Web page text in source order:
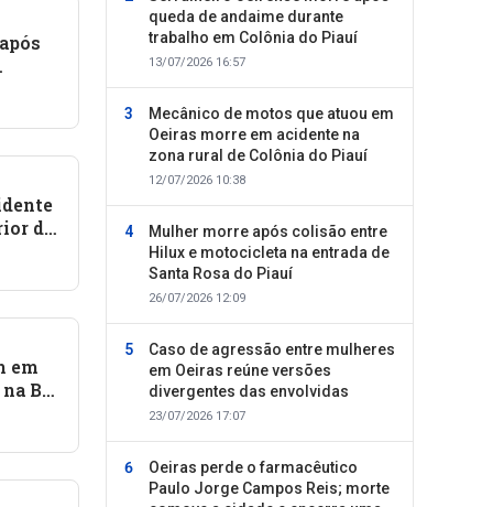
do
em
BR-
queda de andaime durante
trabalho em Colônia do Piauí
13/07/2026 16:57
Mecânico de motos que atuou em
Oeiras morre em acidente na
zona rural de Colônia do Piauí
12/07/2026 10:38
Mulher morre após colisão entre
Hilux e motocicleta na entrada de
Santa Rosa do Piauí
26/07/2026 12:09
Caso de agressão entre mulheres
em Oeiras reúne versões
divergentes das envolvidas
23/07/2026 17:07
Oeiras perde o farmacêutico
Paulo Jorge Campos Reis; morte